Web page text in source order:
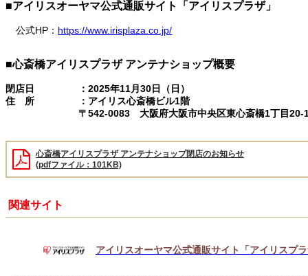
■アイリスオーヤマ公式通販サイト「アイリスプラザ」
公式HP： https://www.irisplaza.co.jp/
■心斎橋アイリスプラザ アンテナショップ概要
閉店日
：2025年11月30日（日）
住 所
：アイリス心斎橋ビル1階
〒542-0083 大阪府大阪市中央区東心斎橋1丁目20-
心斎橋アイリスプラザ アンテナショップ閉店のお知らせ
(pdfファイル：101KB)
関連サイト
アイリスオーヤマ公式通販サイト「アイリスプ